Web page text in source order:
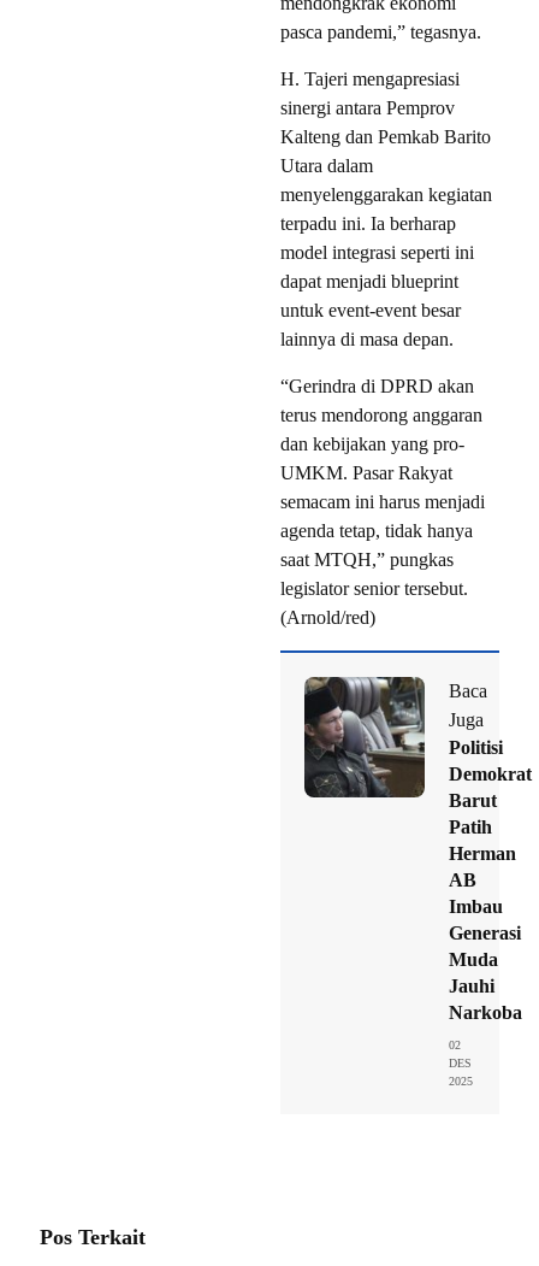
pasca pandemi,” tegasnya.
H. Tajeri mengapresiasi
sinergi antara Pemprov
Kalteng dan Pemkab Barito
Utara dalam
menyelenggarakan kegiatan
terpadu ini. Ia berharap
model integrasi seperti ini
dapat menjadi blueprint
untuk event-event besar
lainnya di masa depan.
“Gerindra di DPRD akan
terus mendorong anggaran
dan kebijakan yang pro-
UMKM. Pasar Rakyat
semacam ini harus menjadi
agenda tetap, tidak hanya
saat MTQH,” pungkas
legislator senior tersebut.
(Arnold/red)
Baca
Juga
Politisi
Demokrat
Barut
Patih
Herman
AB
Imbau
Generasi
Muda
Jauhi
Narkoba
02
DES
2025
Pos Terkait